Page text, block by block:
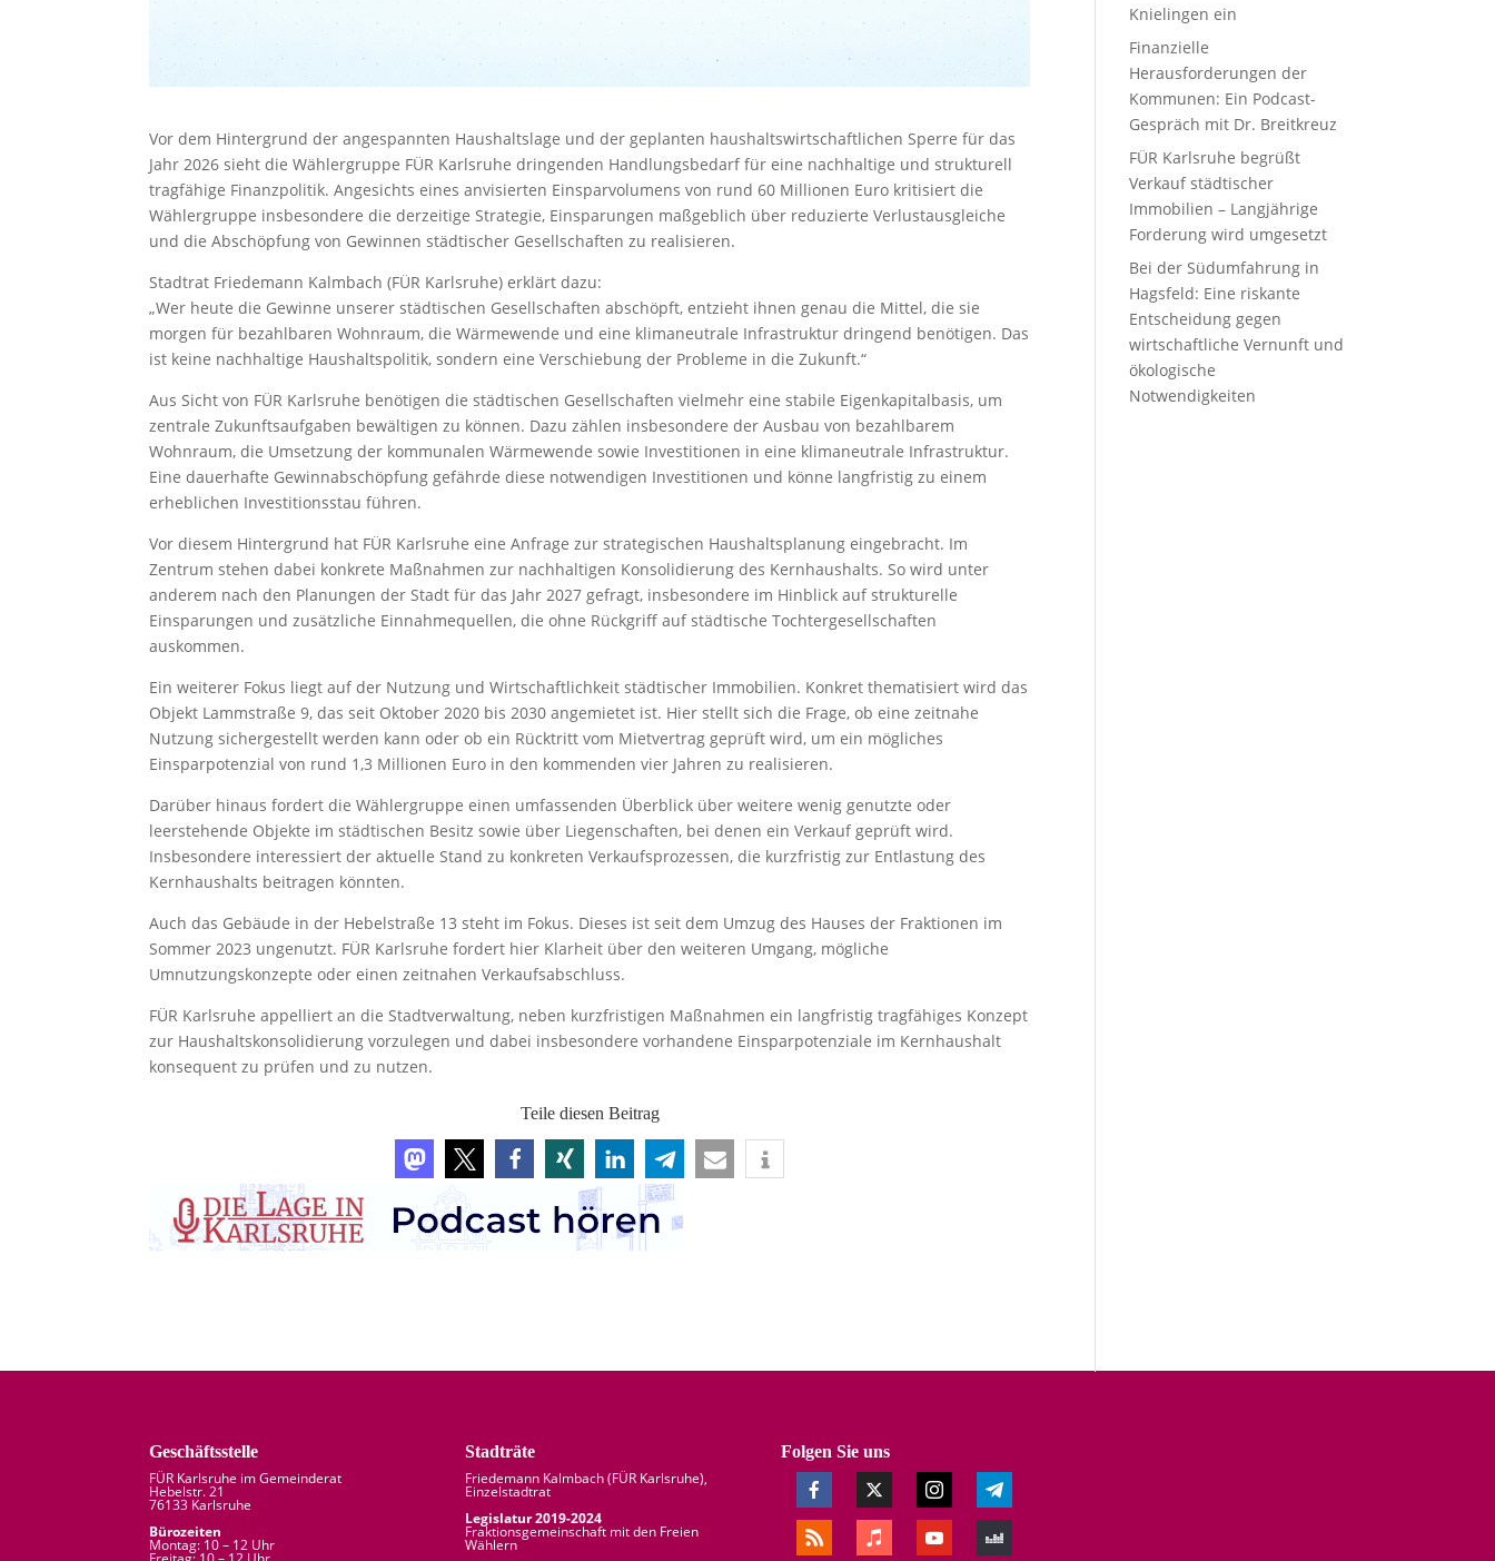
Vor dem Hintergrund der angespannten Haushaltslage und der geplanten haushaltswirtschaftlichen Sperre für das
Jahr 2026 sieht die Wählergruppe FÜR Karlsruhe dringenden Handlungsbedarf für eine nachhaltige und strukturell
tragfähige Finanzpolitik. Angesichts eines anvisierten Einsparvolumens von rund 60 Millionen Euro kritisiert die
Wählergruppe insbesondere die derzeitige Strategie, Einsparungen maßgeblich über reduzierte Verlustausgleiche
und die Abschöpfung von Gewinnen städtischer Gesellschaften zu realisieren.
Stadtrat Friedemann Kalmbach (FÜR Karlsruhe) erklärt dazu:
„Wer heute die Gewinne unserer städtischen Gesellschaften abschöpft, entzieht ihnen genau die Mittel, die sie
morgen für bezahlbaren Wohnraum, die Wärmewende und eine klimaneutrale Infrastruktur dringend benötigen. Das
ist keine nachhaltige Haushaltspolitik, sondern eine Verschiebung der Probleme in die Zukunft.“
Aus Sicht von FÜR Karlsruhe benötigen die städtischen Gesellschaften vielmehr eine stabile Eigenkapitalbasis, um
zentrale Zukunftsaufgaben bewältigen zu können. Dazu zählen insbesondere der Ausbau von bezahlbarem
Wohnraum, die Umsetzung der kommunalen Wärmewende sowie Investitionen in eine klimaneutrale Infrastruktur.
Eine dauerhafte Gewinnabschöpfung gefährde diese notwendigen Investitionen und könne langfristig zu einem
erheblichen Investitionsstau führen.
Vor diesem Hintergrund hat FÜR Karlsruhe eine Anfrage zur strategischen Haushaltsplanung eingebracht. Im
Zentrum stehen dabei konkrete Maßnahmen zur nachhaltigen Konsolidierung des Kernhaushalts. So wird unter
anderem nach den Planungen der Stadt für das Jahr 2027 gefragt, insbesondere im Hinblick auf strukturelle
Einsparungen und zusätzliche Einnahmequellen, die ohne Rückgriff auf städtische Tochtergesellschaften
auskommen.
Ein weiterer Fokus liegt auf der Nutzung und Wirtschaftlichkeit städtischer Immobilien. Konkret thematisiert wird das
Objekt Lammstraße 9, das seit Oktober 2020 bis 2030 angemietet ist. Hier stellt sich die Frage, ob eine zeitnahe
Nutzung sichergestellt werden kann oder ob ein Rücktritt vom Mietvertrag geprüft wird, um ein mögliches
Einsparpotenzial von rund 1,3 Millionen Euro in den kommenden vier Jahren zu realisieren.
Darüber hinaus fordert die Wählergruppe einen umfassenden Überblick über weitere wenig genutzte oder
leerstehende Objekte im städtischen Besitz sowie über Liegenschaften, bei denen ein Verkauf geprüft wird.
Insbesondere interessiert der aktuelle Stand zu konkreten Verkaufsprozessen, die kurzfristig zur Entlastung des
Kernhaushalts beitragen könnten.
Auch das Gebäude in der Hebelstraße 13 steht im Fokus. Dieses ist seit dem Umzug des Hauses der Fraktionen im
Sommer 2023 ungenutzt. FÜR Karlsruhe fordert hier Klarheit über den weiteren Umgang, mögliche
Umnutzungskonzepte oder einen zeitnahen Verkaufsabschluss.
FÜR Karlsruhe appelliert an die Stadtverwaltung, neben kurzfristigen Maßnahmen ein langfristig tragfähiges Konzept
zur Haushaltskonsolidierung vorzulegen und dabei insbesondere vorhandene Einsparpotenziale im Kernhaushalt
konsequent zu prüfen und zu nutzen.
Teile diesen Beitrag
Knielingen ein
Finanzielle
Herausforderungen der
Kommunen: Ein Podcast-
Gespräch mit Dr. Breitkreuz
FÜR Karlsruhe begrüßt
Verkauf städtischer
Immobilien – Langjährige
Forderung wird umgesetzt
Bei der Südumfahrung in
Hagsfeld: Eine riskante
Entscheidung gegen
wirtschaftliche Vernunft und
ökologische
Notwendigkeiten
Geschäftsstelle
FÜR Karlsruhe im Gemeinderat
Hebelstr. 21
76133 Karlsruhe
Bürozeiten
Montag: 10 – 12 Uhr
Stadträte
Friedemann Kalmbach (FÜR Karlsruhe),
Einzelstadtrat
Legislatur 2019-2024
Fraktionsgemeinschaft mit den Freien
Wählern
Folgen Sie uns